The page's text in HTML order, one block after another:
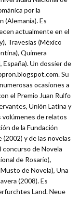
por la
(Alemania). Es
actualmente en el
Travesías (México
Quimera
España). Un dossier de
Su
ocasiones a
el Premio Juan Rulfo
Unión Latina y
volúmenes de relatos
de la Fundación
y de las novelas
concurso de Novela
de Rosario),
de Novela), Una
(2008). Es
Land. Neue